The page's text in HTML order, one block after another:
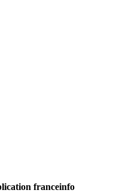
franceinfo